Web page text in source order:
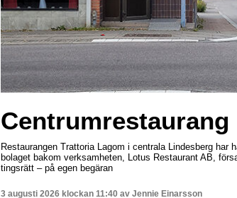
Restaurangen Trattoria Lagom i centrala Lindesberg har
bolaget bakom verksamheten, Lotus Restaurant AB,
tingsrätt – på egen begäran
3 augusti 2026 klockan 11:40 av Jennie Einarsson